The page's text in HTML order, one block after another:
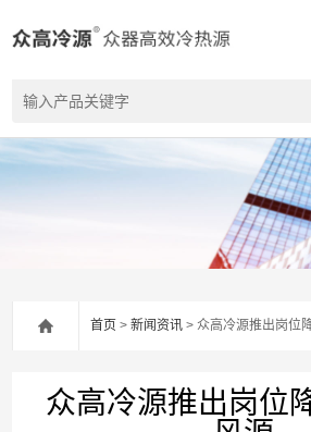
首页 >新闻资讯 > 众高冷源推出岗位
众高冷源推出岗位